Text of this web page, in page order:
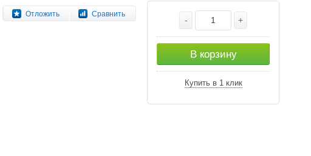
Отложить Сравнить
- +
В корзину
Купить в 1 клик